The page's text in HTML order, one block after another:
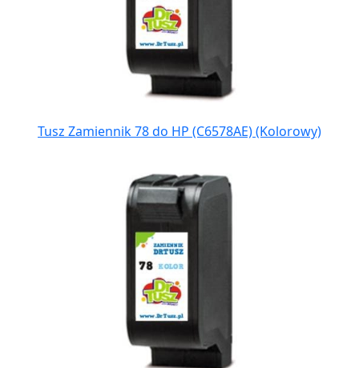
Tusz Zamiennik 78 do HP (C6578AE) (Kolorowy)